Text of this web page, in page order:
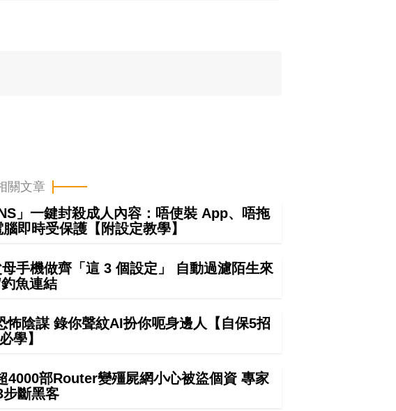
關文章
」一鍵封殺成人內容：唔使裝 App、唔拖
即時受保護【附設定教學】
手機做齊「這 3 個設定」 自動過濾陌生來
魚連結
陰謀 錄你聲紋AI扮你呃身邊人【自保5招
必學】
4000部Router變殭屍網小心被盜個資 專家
步斷黑客